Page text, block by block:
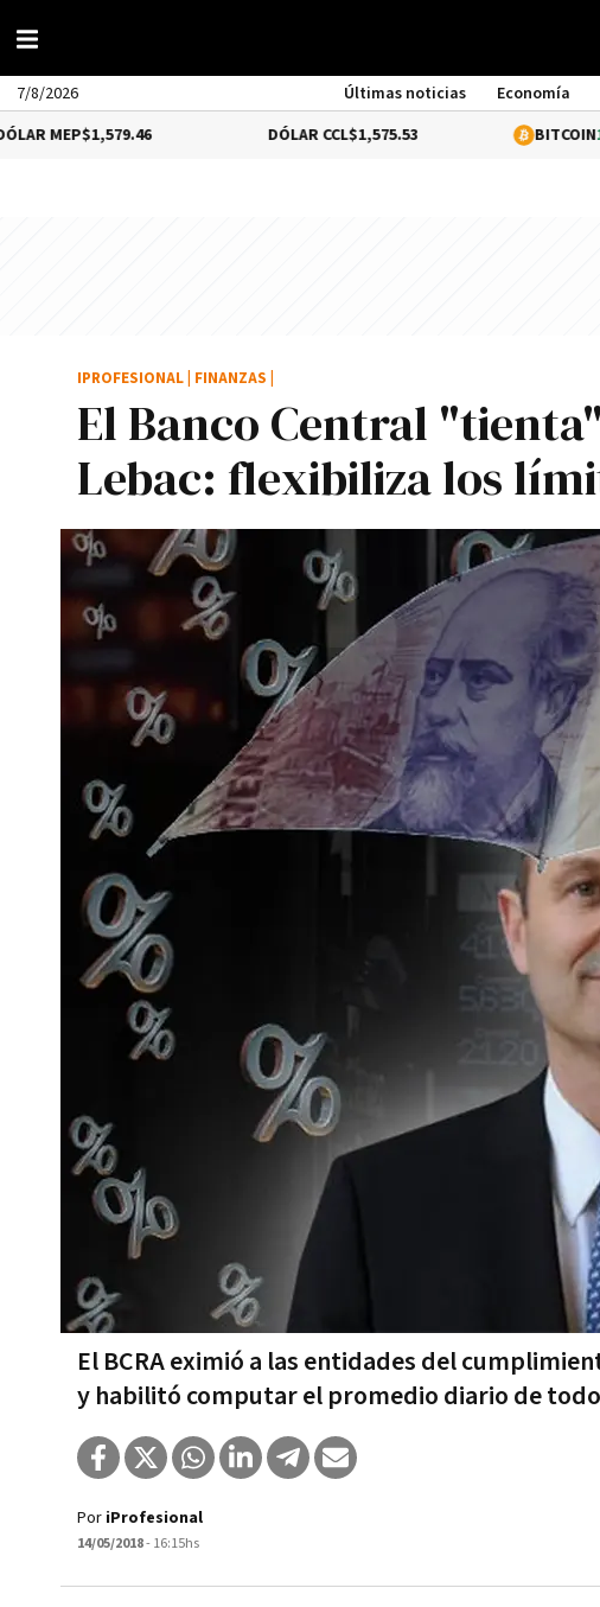
7/8/2026 Últimas noticias Economía
$1,579.46
$1,575.53 BITCOIN1.46%
El Banco Central
Lebac: flexibiliza los
El BCRA eximió a las entidades del
y habilitó computar el promedio diario de
IPROFESIONAL FINANZAS
Por iProfesional
14/05/2018- 16:15hs